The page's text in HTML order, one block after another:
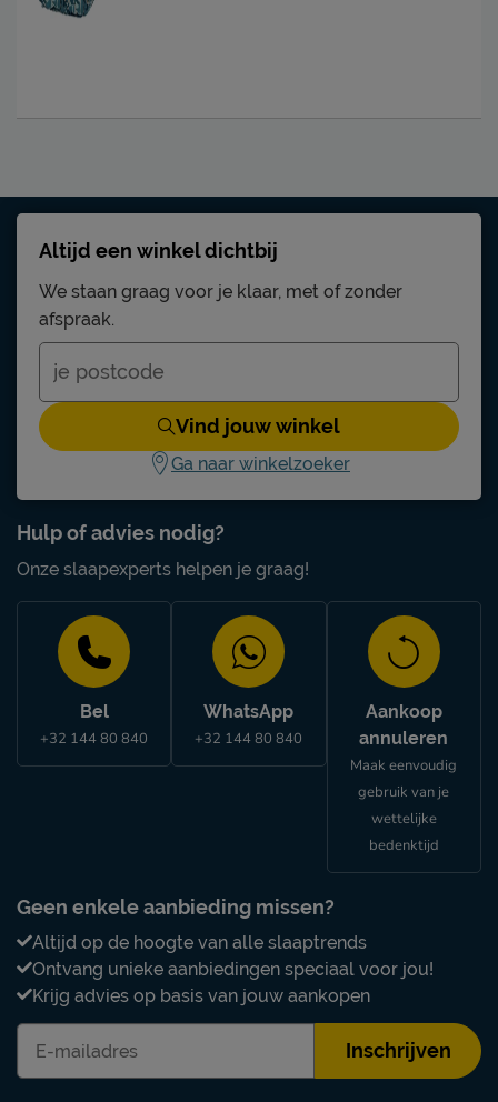
Hulp of advies nodig?
Onze slaapexperts helpen je graag!
Bel
+32 144 80 840
WhatsApp
+32 144 80 840
Aankoop
annuleren
Maak eenvoudig
gebruik van je
wettelijke
bedenktijd
Geen enkele aanbieding missen?
Altijd op de hoogte van alle slaaptrends
Ontvang unieke aanbiedingen speciaal voor jou!
Krijg advies op basis van jouw aankopen
Inschrijven
Altijd een winkel dichtbij
We staan graag voor je klaar, met of zonder
afspraak.
Vind jouw winkel
Ga naar winkelzoeker